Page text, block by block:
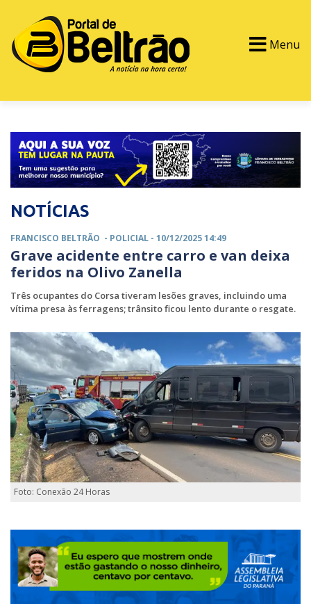
Menu
NOTÍCIAS
FRANCISCO BELTRÃO - POLICIAL - 10/12/2025 14:49
Grave acidente entre carro e van deixa
feridos na Olivo Zanella
Três ocupantes do Corsa tiveram lesões graves, incluindo uma
vítima presa às ferragens; trânsito ficou lento durante o resgate.
Foto: Conexão 24 Horas